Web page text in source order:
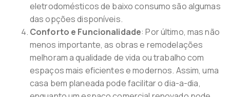
eletrodomésticos de baixo consumo são algumas
das opções disponíveis.
Conforto e Funcionalidade: Por último, mas não
menos importante, as obras e remodelações
melhoram a qualidade de vida ou trabalho com
espaços mais eficientes e modernos. Assim, uma
casa bem planeada pode facilitar o dia-a-dia,